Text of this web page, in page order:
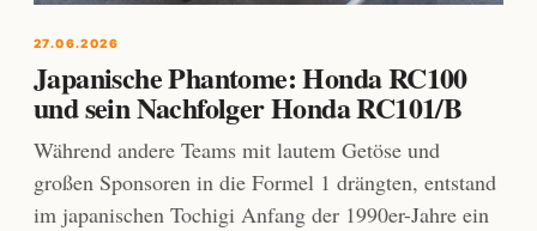
27.06.2026
Japanische Phantome: Honda RC100
und sein Nachfolger Honda RC101/B
Während andere Teams mit lautem Getöse und
großen Sponsoren in die Formel 1 drängten, entstand
im japanischen Tochigi Anfang der 1990er-Jahre ein